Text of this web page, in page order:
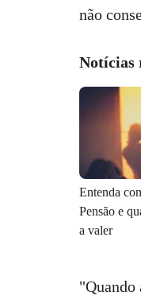
não
Notícias
Entenda
Pensão e
a valer
"Quando